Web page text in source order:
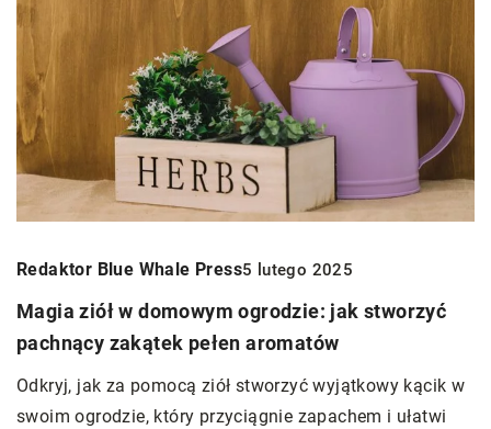
Redaktor Blue Whale Press5 lutego 2025
Magia ziół w domowym ogrodzie: jak stworzyć
pachnący zakątek pełen aromatów
Odkryj, jak za pomocą ziół stworzyć wyjątkowy kącik w
swoim ogrodzie, który przyciągnie zapachem i ułatwi